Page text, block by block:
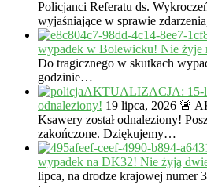
Policjanci Referatu ds.
wyjaśniające w sprawie
wypadek w Bolewicku! Nie żyje
Do tragicznego w skutkach
godzinie…
AKTUALIZACJA: 15-
odnaleziony! 19 lipca, 2026 🚨
Ksawery został odnaleziony!
zakończone. Dziękujemy…
wypadek na DK32! Nie żyją
lipca, na drodze krajowej numer